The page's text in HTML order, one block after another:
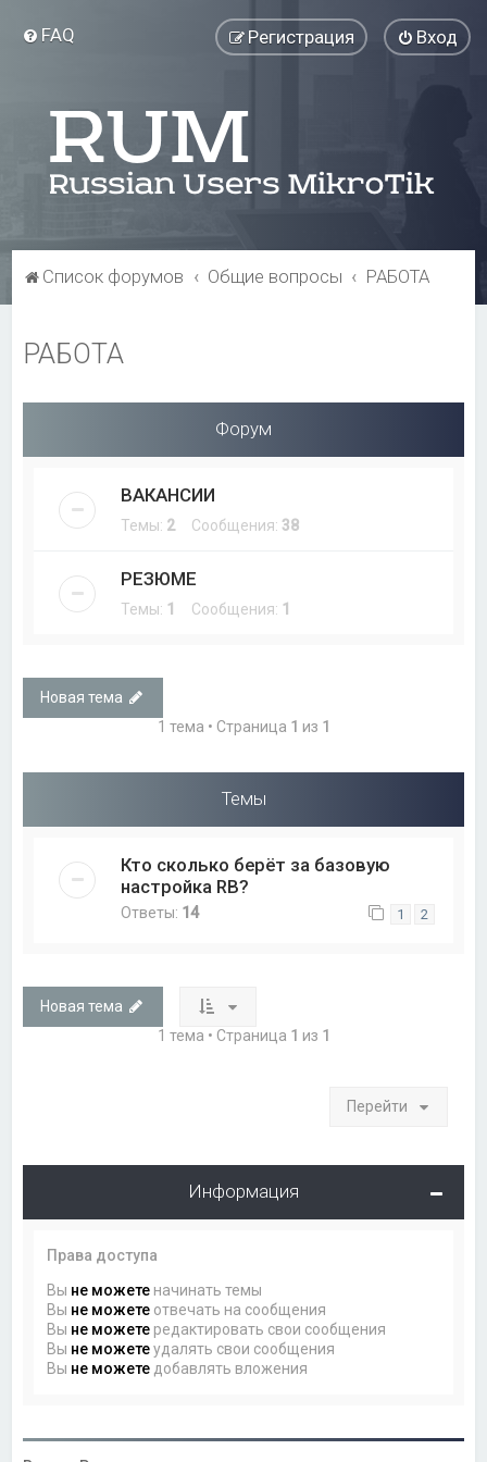
FAQ Вход
Регистрация
Список форумов Общие вопросы РАБОТА
РАБОТА
Форум
ВАКАНСИИ
Темы: 2Сообщения: 38
РЕЗЮМЕ
Темы: 1 Сообщения: 1
Новая тема
1 тема • Страница 1 из 1
Темы
Кто сколько берёт за базовую
настройка RB?
Ответы: 14 1 2
Новая тема
1 тема • Страница 1 из 1
Перейти
Информация
Права доступа
Вы не можете начинать темы
Вы не можете отвечать на сообщения
Вы не можете редактировать свои сообщения
Вы не можетеудалять свои сообщения
Вы не можете добавлять вложения